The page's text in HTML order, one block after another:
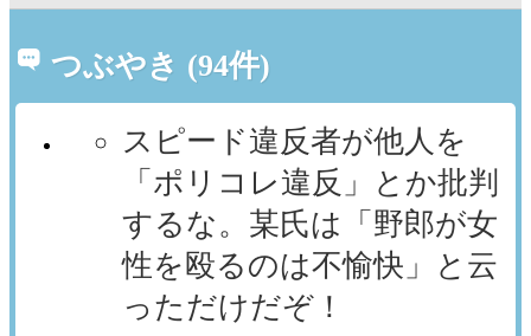
つぶやき (94件)
スピード違反者が他人を
「ポリコレ違反」とか批判
するな。某氏は「野郎が女
性を殴るのは不愉快」と云
っただけだぞ！